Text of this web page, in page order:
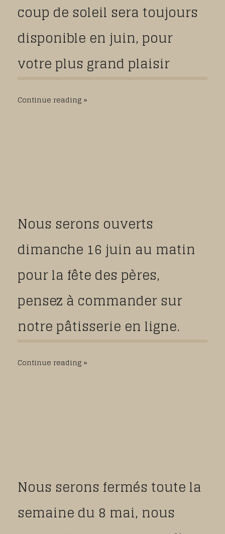
coup de soleil sera toujours
disponible en juin, pour
votre plus grand plaisir
Continue reading
Nous serons ouverts
dimanche 16 juin au matin
pour la fête des pères,
pensez à commander sur
notre pâtisserie en ligne.
Continue reading
Nous serons fermés toute la
semaine du 8 mai, nous